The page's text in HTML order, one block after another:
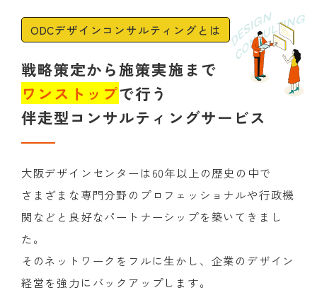
TOP
発注する
受注する
マッチング事例
プロジェクトを相談する
ODCデザインコンサルティングとは
戦略策定から施策実施まで
ワンストップで行う
伴走型コンサルティングサービス
大阪デザインセンターは60年以上の歴史の中で
さまざまな専門分野のプロフェッショナルや行政機
関などと良好なパートナーシップを築いてきまし
た。
そのネットワークをフルに生かし、企業のデザイン
経営を強力にバックアップします。